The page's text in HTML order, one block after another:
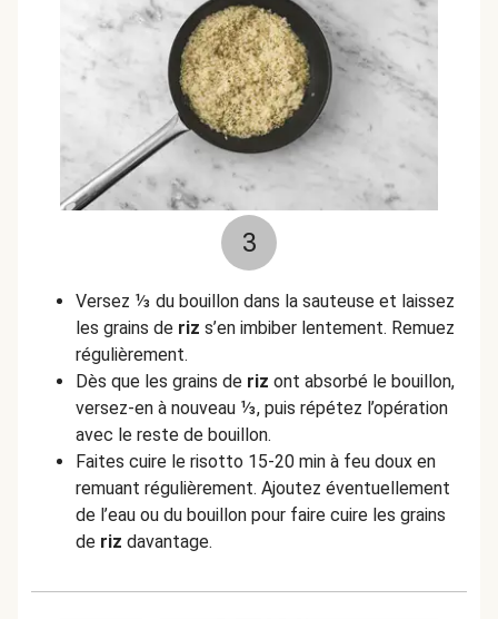
3
Versez ⅓ du bouillon dans la sauteuse et laissez
les grains de riz s’en imbiber lentement. Remuez
régulièrement.
Dès que les grains de riz ont absorbé le bouillon,
versez-en à nouveau ⅓, puis répétez l’opération
avec le reste de bouillon.
Faites cuire le risotto 15-20 min à feu doux en
remuant régulièrement. Ajoutez éventuellement
de l’eau ou du bouillon pour faire cuire les grains
de riz davantage.